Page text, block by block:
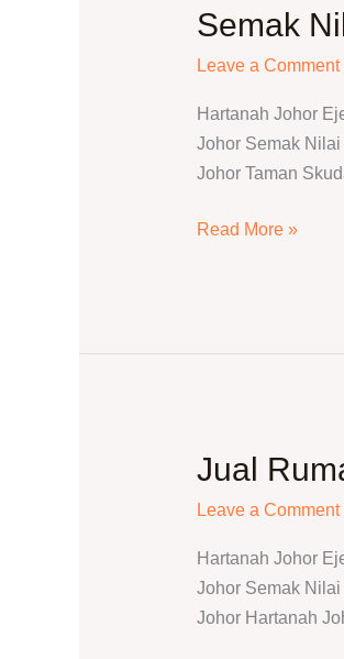
Semak
Leave a Comment
Hartanah Johor
Johor Semak
Johor Taman
Semak
Rumah
Taman
Skudai
Baru
Harga
Read More »
Jual
Leave a Comment
Hartanah Johor
Johor Semak
Johor Hartanah
Jual
Taman
Skudai
Baru